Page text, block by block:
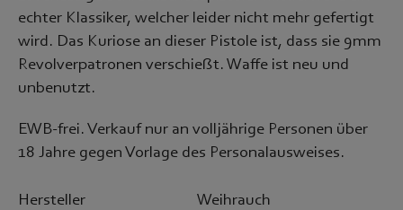
echter Klassiker, welcher leider nicht mehr gefertigt
wird. Das Kuriose an dieser Pistole ist, dass sie 9mm
Revolverpatronen verschießt. Waffe ist neu und
unbenutzt.
EWB-frei. Verkauf nur an volljährige Personen über
18 Jahre gegen Vorlage des Personalausweises.
Hersteller Weihrauch